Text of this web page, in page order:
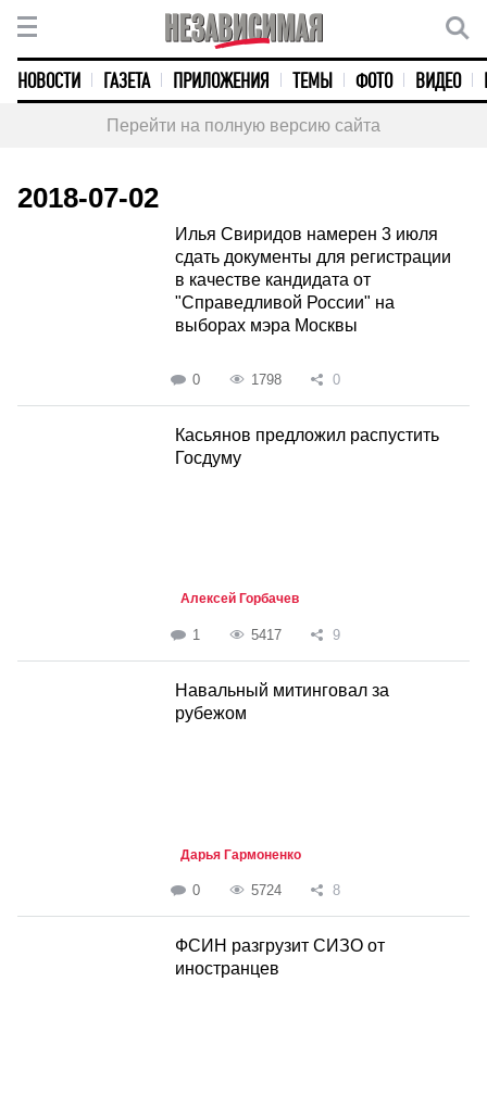
НОВОСТИ ГАЗЕТА ПРИЛОЖЕНИЯ ТЕМЫ ФОТО ВИДЕО
Перейти на полную версию сайта
2018-07-02
Илья Свиридов намерен 3 июля
сдать документы для регистрации
в качестве кандидата от
"Справедливой России" на
выборах мэра Москвы
0 1798 0
Касьянов предложил распустить
Госдуму
Алексей Горбачев
1 5417 9
Навальный митинговал за
рубежом
Дарья Гармоненко
0 5724 8
ФСИН разгрузит СИЗО от
иностранцев